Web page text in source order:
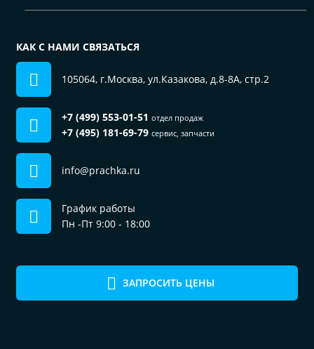
ЗАПРОСИТЬ ЦЕНЫ
КАК С НАМИ СВЯЗАТЬСЯ
105064, г.Москва, ул.Казакова, д.8-8А, стр.2
+7 (499) 553-01-51 отдел продаж
+7 (495) 181-69-79 сервис, запчасти
info@prachka.ru
График работы
Пн -Пт 9:00 - 18:00